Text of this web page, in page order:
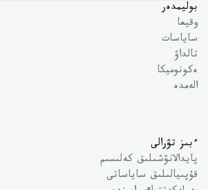
بوليمدەر
وقيعا
ساياسات
تالداۋ
ەكونوميكا
الەمدە
ءبىز تۋرالى
پايدالانۋشىلىق كەلىسىم
قۇپىيالىلىق ساياساتى